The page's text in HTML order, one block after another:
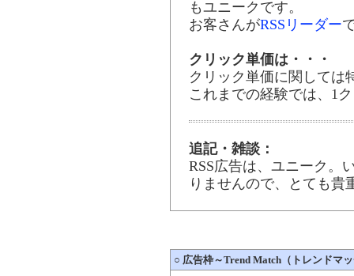
もユニークです。
お客さんがRSSリーダー
クリック単価は・・・
クリック単価に関しては
これまでの経験では、1
追記・雑談：
RSS広告は、ユニーク。
りませんので、とても貴
○ 広告枠～Trend Match（トレンドマ